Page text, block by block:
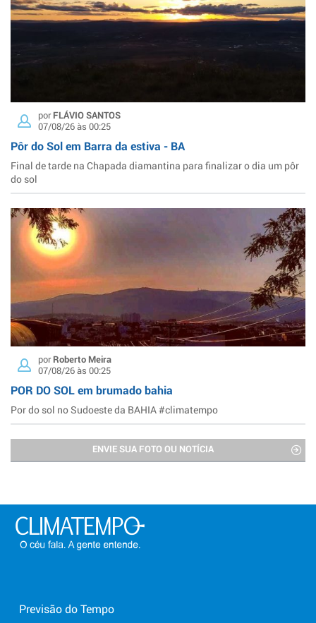
porFLÁVIO SANTOS
07/08/26 às 00:25
Pôr do Sol em Barra da estiva - BA
Final de tarde na Chapada diamantina para finalizar o dia um pôr
do sol
porRoberto Meira
07/08/26 às 00:25
POR DO SOL em brumado bahia
Por do sol no Sudoeste da BAHIA #climatempo
ENVIE SUA FOTO OU NOTÍCIA
Previsão do Tempo